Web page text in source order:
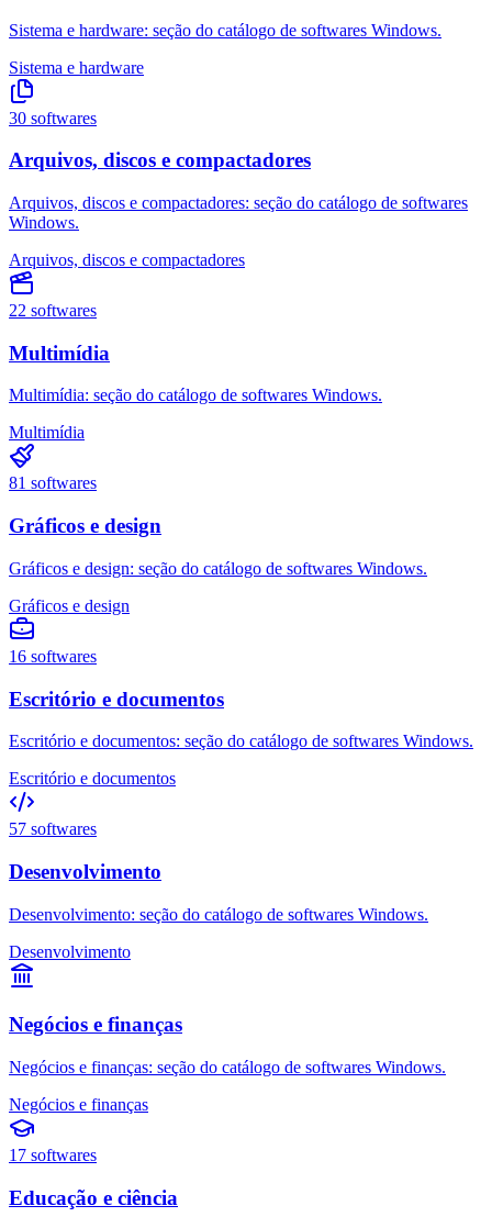
Sistema e hardware: seção do catálogo de softwares Windows.
Sistema e hardware
30 softwares
Arquivos, discos e compactadores
Arquivos, discos e compactadores: seção do catálogo de softwares
Windows.
Arquivos, discos e compactadores
22 softwares
Multimídia
Multimídia: seção do catálogo de softwares Windows.
Multimídia
81 softwares
Gráficos e design
Gráficos e design: seção do catálogo de softwares Windows.
Gráficos e design
16 softwares
Escritório e documentos
Escritório e documentos: seção do catálogo de softwares Windows.
Escritório e documentos
57 softwares
Desenvolvimento
Desenvolvimento: seção do catálogo de softwares Windows.
Desenvolvimento
Negócios e finanças
Negócios e finanças: seção do catálogo de softwares Windows.
Negócios e finanças
17 softwares
Educação e ciência